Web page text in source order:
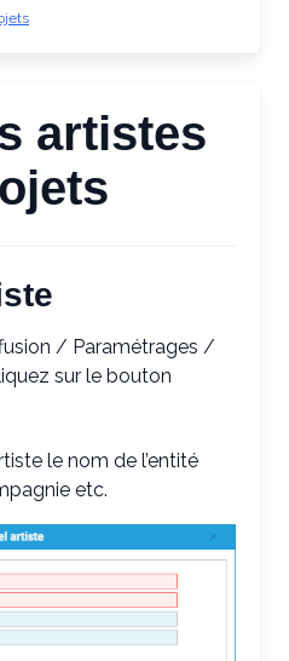
artistes
/ Paramétrages /
sur le bouton
le nom de l’entité
etc.